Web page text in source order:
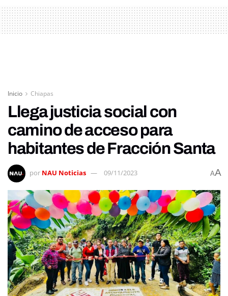
Inicio Chiapas
Llega justicia social con
camino de acceso para
habitantes de Fracción Santa
por NAU Noticias 09/11/2023 AA